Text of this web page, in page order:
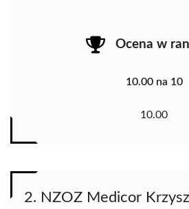
Ocena w
10.00 na 10
10.00
2. NZOZ Medicor